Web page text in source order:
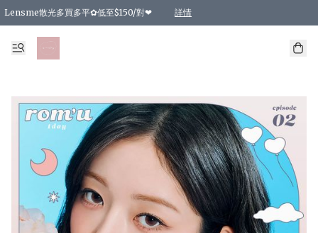
Lensme散光多買多平✿低至$150/對❤ 詳情
台灣Karacon⁩✧日拋 特價清貨❁⃘
日本韓國多款日/月拋現貨☼ 特價❤︎數量有限 售完即止
🇰🇷韓國多款月拋現貨 特價兩對$99✿數量有限 售完即止♫
精選商品，任選買2件或以上9 折；買4件或以上85 折；買6件或以上8 折
精選商品，任選買2件HKD 140.00；買4件HKD 260.00
精選商品，任選買2件HKD 190.00；買4件HKD 360.00
精選商品，任選買2件HKD 110.00；買4件HKD 180.00
精選商品，任選買2件HKD 170.00；買4件HKD 320.00
精選商品，任選買2件或以上減HKD 148.00
精選商品，任選買2件或以上減HKD 148.00
精選商品，任選買2件或以上95 折；買4件或以上9 折；買6件或以上85 折；買8件
精選商品，任選買12件或以上87 折
精選商品，任選買2件或以上減HKD 16.00；買4件或以上減HKD 32.00；買6
精選商品，任選買2件或以上95 折；買4件或以上9 折；買8件或以上85 折；買12
購物滿 HKD 800.00即享免運費優惠！（適用於 特定的送貨方式 )